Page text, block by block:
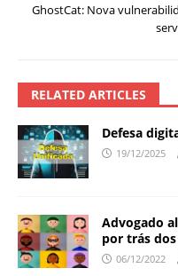
GhostCat: Nova
RELATED ARTICLES
Defesa
19/12/2025
Advogado
por trás
06/12/2022